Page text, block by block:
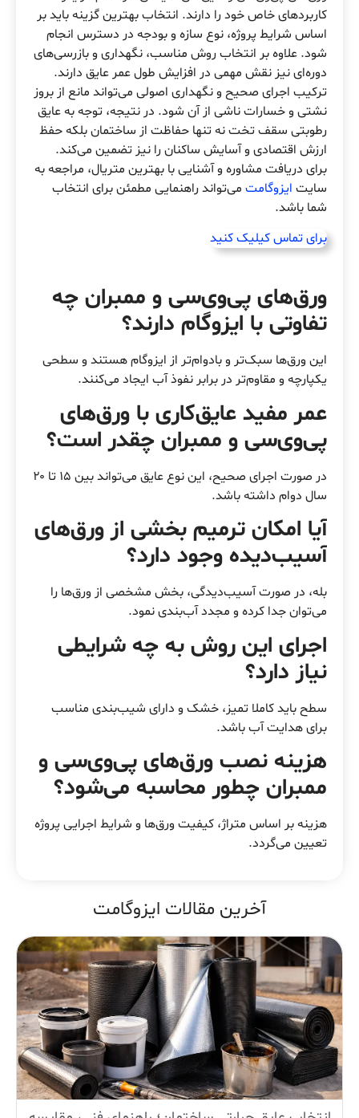
کاربردهای خاص خود را دارند. انتخاب بهترین گزینه باید بر
اساس شرایط پروژه، نوع سازه و بودجه در دسترس انجام
شود. علاوه بر انتخاب روش مناسب، نگهداری و بازرسی‌های
دوره‌ای نیز نقش مهمی در افزایش طول عمر عایق دارند.
ترکیب اجرای صحیح و نگهداری اصولی می‌تواند مانع از بروز
نشتی و خسارات ناشی از آن شود. در نتیجه، توجه به عایق‌
رطوبتی سقف تخت نه تنها حفاظت از ساختمان بلکه حفظ
ارزش اقتصادی و آسایش ساکنان را نیز تضمین می‌کند.
برای دریافت مشاوره و آشنایی با بهترین متریال، مراجعه به
سایت ایزوگامت می‌تواند راهنمایی مطمئن برای انتخاب
شما باشد.
برای تماس کیلیک کنید
ورق‌های پی‌وی‌سی و ممبران چه
تفاوتی با ایزوگام دارند؟
این ورق‌ها سبک‌تر و بادوام‌تر از ایزوگام هستند و سطحی
یکپارچه و مقاوم‌تر در برابر نفوذ آب ایجاد می‌کنند.
عمر مفید عایق‌کاری با ورق‌های
پی‌وی‌سی و ممبران چقدر است؟
در صورت اجرای صحیح، این نوع عایق می‌تواند بین ۱۵ تا ۲۰
سال دوام داشته باشد.
آیا امکان ترمیم بخشی از ورق‌های
آسیب‌دیده وجود دارد؟
بله، در صورت آسیب‌دیدگی، بخش مشخصی از ورق‌ها را
می‌توان جدا کرده و مجدد آب‌بندی نمود.
اجرای این روش به چه شرایطی
نیاز دارد؟
سطح باید کاملا تمیز، خشک و دارای شیب‌بندی مناسب
برای هدایت آب باشد.
هزینه نصب ورق‌های پی‌وی‌سی و
ممبران چطور محاسبه می‌شود؟
هزینه بر اساس متراژ، کیفیت ورق‌ها و شرایط اجرایی پروژه
تعیین می‌گردد.
آخرین مقالات ایزوگامت